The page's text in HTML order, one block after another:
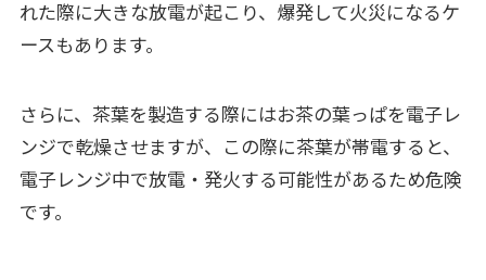
れた際に大きな放電が起こり、爆発して火災になるケ
ースもあります。
さらに、茶葉を製造する際にはお茶の葉っぱを電子レ
ンジで乾燥させますが、この際に茶葉が帯電すると、
電子レンジ中で放電・発火する可能性があるため危険
です。